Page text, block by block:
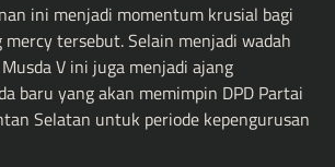
ini menjadi momentum krusial bagi
tersebut. Selain menjadi wadah
V ini juga menjadi ajang
baru yang akan memimpin DPD Partai
Selatan untuk periode kepengurusan